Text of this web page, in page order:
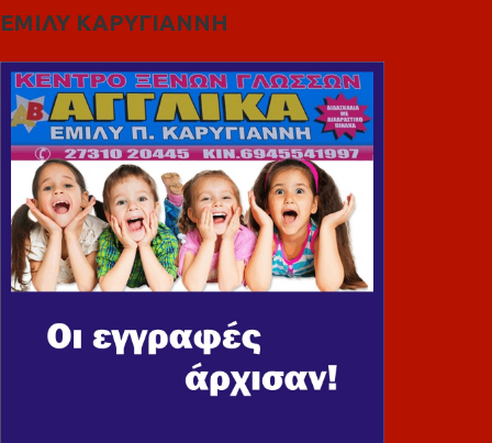
ΕΜΙΛΥ ΚΑΡΥΓΙΑΝΝΗ